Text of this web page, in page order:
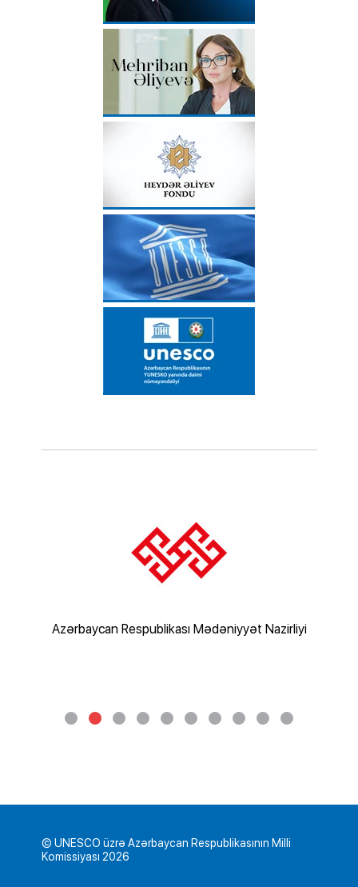
Azərbaycan Respublikası Mədəniyyət Nazirliyi
© UNESCO üzrə Azərbaycan Respublikasının Milli
Komissiyası 2026